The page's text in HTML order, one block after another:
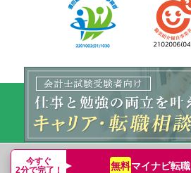
今すぐ
2分で完了！
無料マイナビ転
Copyright © Mynavi Corporation